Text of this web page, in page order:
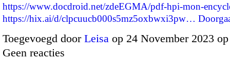
https://www.docdroid.net/zdeEGMA/pdf-hpi-mon-
https://hix.ai/d/clpcuucb000s5mz5oxbwxi3pw…
Toegevoegd door Leisa op 24 November 2023
Geen reacties